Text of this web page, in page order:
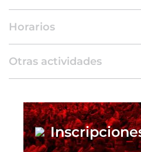
Horarios
Otras actividades